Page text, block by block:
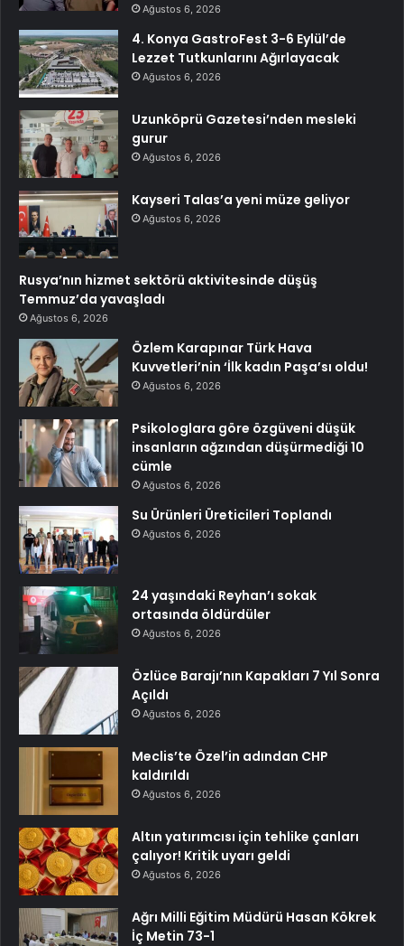
Ağustos 6, 2026
4. Konya GastroFest 3-6 Eylül’de
Lezzet Tutkunlarını Ağırlayacak
Ağustos 6, 2026
Uzunköprü Gazetesi’nden mesleki
gurur
Ağustos 6, 2026
Kayseri Talas’a yeni müze geliyor
Ağustos 6, 2026
Rusya’nın hizmet sektörü aktivitesinde düşüş
Temmuz’da yavaşladı
Ağustos 6, 2026
Özlem Karapınar Türk Hava
Kuvvetleri’nin ‘İlk kadın Paşa’sı oldu!
Ağustos 6, 2026
Psikologlara göre özgüveni düşük
insanların ağzından düşürmediği 10
cümle
Ağustos 6, 2026
Su Ürünleri Üreticileri Toplandı
Ağustos 6, 2026
24 yaşındaki Reyhan’ı sokak
ortasında öldürdüler
Ağustos 6, 2026
Özlüce Barajı’nın Kapakları 7 Yıl Sonra
Açıldı
Ağustos 6, 2026
Meclis’te Özel’in adından CHP
kaldırıldı
Ağustos 6, 2026
Altın yatırımcısı için tehlike çanları
çalıyor! Kritik uyarı geldi
Ağustos 6, 2026
Ağrı Milli Eğitim Müdürü Hasan Kökrek
İç Metin 73-1